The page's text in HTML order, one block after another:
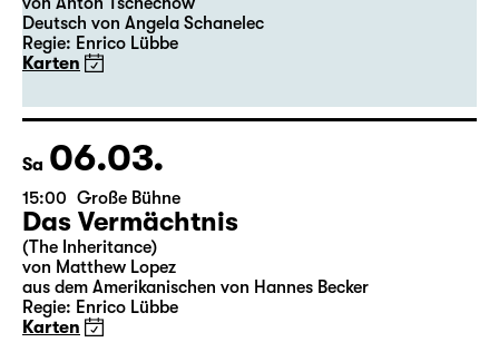
19:30 Große Bühne
Premiere
Onkel Wanja
Deutsch von Angela Schanelec
Regie: Enrico Lübbe
Karten
Sa 06.03.
15:00 Große Bühne
Das Vermächtnis
(The Inheritance)